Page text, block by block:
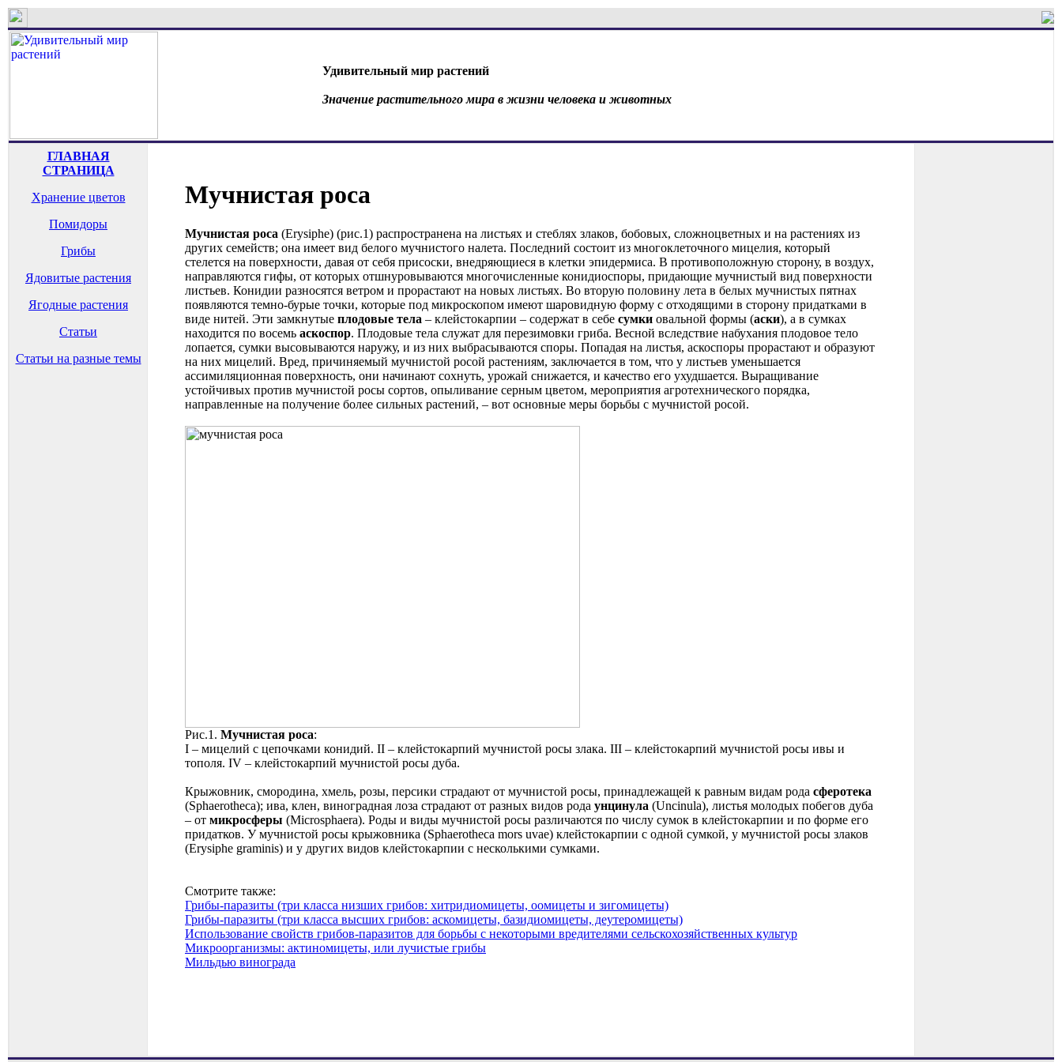
Удивительный мир растений
Значение растительного мира в жизни человека и животных
ГЛАВНАЯ
СТРАНИЦА
Хранение цветов
Помидоры
Грибы
Ядовитые растения
Ягодные растения
Статьи
Статьи на разные темы
Мучнистая роса
Мучнистая роса (Erysiphe) (рис.1) распространена на листьях и стеблях злаков, бобовых, сложноцветных и на растениях из
других семейств; она имеет вид белого мучнистого налета. Последний состоит из многоклеточного мицелия, который
стелется на поверхности, давая от себя присоски, внедряющиеся в клетки эпидермиса. В противоположную сторону, в воздух,
направляются гифы, от которых отшнуровываются многочисленные конидиоспоры, придающие мучнистый вид поверхности
листьев. Конидии разносятся ветром и прорастают на новых листьях. Во вторую половину лета в белых мучнистых пятнах
появляются темно-бурые точки, которые под микроскопом имеют шаровидную форму с отходящими в сторону придатками в
виде нитей. Эти замкнутые плодовые тела – клейстокарпии – содержат в себе сумки овальной формы (аски), а в сумках
находится по восемь аскоспор. Плодовые тела служат для перезимовки гриба. Весной вследствие набухания плодовое тело
лопается, сумки высовываются наружу, и из них выбрасываются споры. Попадая на листья, аскоспоры прорастают и образуют
на них мицелий. Вред, причиняемый мучнистой росой растениям, заключается в том, что у листьев уменьшается
ассимиляционная поверхность, они начинают сохнуть, урожай снижается, и качество его ухудшается. Выращивание
устойчивых против мучнистой росы сортов, опыливание серным цветом, мероприятия агротехнического порядка,
направленные на получение более сильных растений, – вот основные меры борьбы с мучнистой росой.
Рис.1. Мучнистая роса:
I – мицелий с цепочками конидий. II – клейстокарпий мучнистой росы злака. III – клейстокарпий мучнистой росы ивы и
тополя. IV – клейстокарпий мучнистой росы дуба.
Крыжовник, смородина, хмель, розы, персики страдают от мучнистой росы, принадлежащей к равным видам рода сферотека
(Sphaerotheca); ива, клен, виноградная лоза страдают от разных видов рода унцинула (Uncinula), листья молодых побегов дуба
– от микросферы (Microsphaera). Роды и виды мучнистой росы различаются по числу сумок в клейстокарпии и по форме его
придатков. У мучнистой росы крыжовника (Sphaerotheca mors uvae) клейстокарпии с одной сумкой, у мучнистой росы злаков
(Erysiphe graminis) и у других видов клейстокарпии с несколькими сумками.
Смотрите также:
Грибы-паразиты (три класса низших грибов: хитридиомицеты, оомицеты и зигомицеты)
Грибы-паразиты (три класса высших грибов: аскомицеты, базидиомицеты, деутеромицеты)
Использование свойств грибов-паразитов для борьбы с некоторыми вредителями сельскохозяйственных культур
Микроорганизмы: актиномицеты, или лучистые грибы
Мильдью винограда